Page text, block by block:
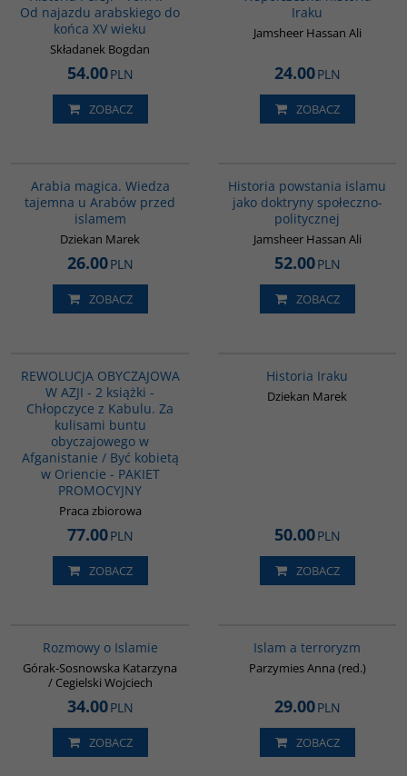
Od najazdu arabskiego do
końca XV wieku
Składanek Bogdan
54.00PLN
ZOBACZ
Iraku
Jamsheer Hassan Ali
24.00PLN
ZOBACZ
Arabia magica. Wiedza
tajemna u Arabów przed
islamem
Dziekan Marek
26.00PLN
ZOBACZ
Historia powstania islamu
jako doktryny społeczno-
politycznej
Jamsheer Hassan Ali
52.00PLN
ZOBACZ
REWOLUCJA OBYCZAJOWA
W AZJI - 2 książki -
Chłopczyce z Kabulu. Za
kulisami buntu
obyczajowego w
Afganistanie / Być kobietą
w Oriencie - PAKIET
PROMOCYJNY
Praca zbiorowa
77.00PLN
ZOBACZ
Historia Iraku
Dziekan Marek
50.00PLN
ZOBACZ
Rozmowy o Islamie
Górak-Sosnowska Katarzyna
/ Cegielski Wojciech
34.00PLN
ZOBACZ
Islam a terroryzm
Parzymies Anna (red.)
29.00PLN
ZOBACZ